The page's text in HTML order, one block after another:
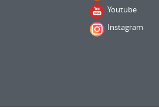
Youtube
Instagram